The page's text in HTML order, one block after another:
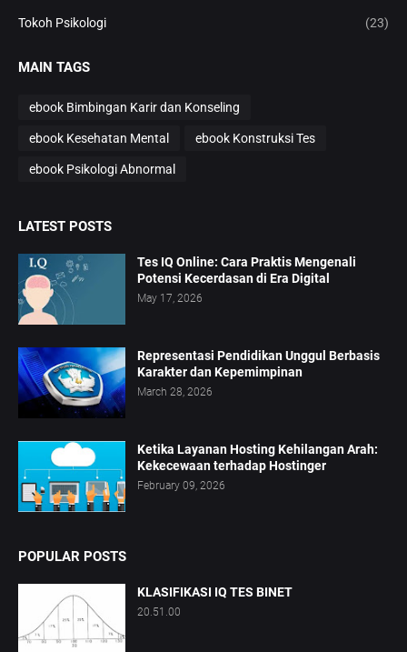
Tokoh Psikologi (23)
MAIN TAGS
ebook Bimbingan Karir dan Konseling
ebook Kesehatan Mental ebook Konstruksi Tes
ebook Psikologi Abnormal
LATEST POSTS
Tes IQ Online: Cara Praktis Mengenali
Potensi Kecerdasan di Era Digital
May 17, 2026
Representasi Pendidikan Unggul Berbasis
Karakter dan Kepemimpinan
March 28, 2026
Ketika Layanan Hosting Kehilangan Arah:
Kekecewaan terhadap Hostinger
February 09, 2026
POPULAR POSTS
KLASIFIKASI IQ TES BINET
20.51.00